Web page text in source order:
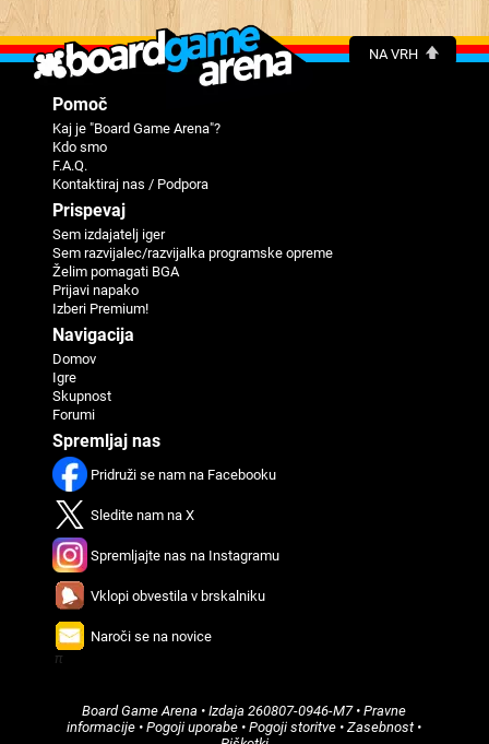
NA VRH
Pomoč
Kaj je "Board Game Arena"?
Kdo smo
F.A.Q.
Kontaktiraj nas / Podpora
Prispevaj
Sem izdajatelj iger
Sem razvijalec/razvijalka programske opreme
Želim pomagati BGA
Prijavi napako
Izberi Premium!
Navigacija
Domov
Igre
Skupnost
Forumi
Spremljaj nas
Pridruži se nam na Facebooku
Sledite nam na X
Spremljajte nas na Instagramu
Vklopi obvestila v brskalniku
Naroči se na novice
Board Game Arena • Izdaja260807-0946-M7•Pravne
informacije •Pogoji uporabe •Pogoji storitve •Zasebnost•
π